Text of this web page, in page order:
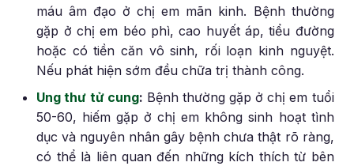
máu âm đạo ở chị em mãn kinh. Bệnh thường
gặp ở chị em béo phì, cao huyết áp, tiểu đường
hoặc có tiền căn vô sinh, rối loạn kinh nguyệt.
Nếu phát hiện sớm đều chữa trị thành công.
Ung thư tử cung: Bệnh thường gặp ở chị em tuổi
50-60, hiếm gặp ở chị em không sinh hoạt tình
dục và nguyên nhân gây bệnh chưa thật rõ ràng,
có thể là liên quan đến những kích thích từ bên